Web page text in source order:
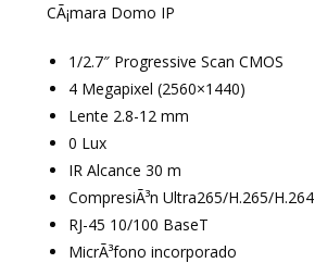
CÃ¡mara Domo IP
1/2.7″ Progressive Scan CMOS
4 Megapixel (2560×1440)
Lente 2.8-12 mm
0 Lux
IR Alcance 30 m
CompresiÃ³n Ultra265/H.265/H.264
RJ-45 10/100 BaseT
MicrÃ³fono incorporado